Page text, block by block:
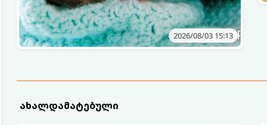
2026/08/03 15:13
ახალდამატებული